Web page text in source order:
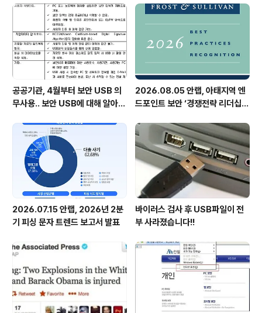
공공기관, 4월부터 보안 USB 의
무사용.. 보안 USB에 대해 알아봅
2026.08.05 안랩, 아태지역 엔
드포인트 보안 ‘경쟁전략 리더십’
2026.07.15 안랩, 2026년 2분
기 피싱 문자 트렌드 보고서 발표
바이러스 검사 후 USB파일이 전
부 사라졌습니다!!